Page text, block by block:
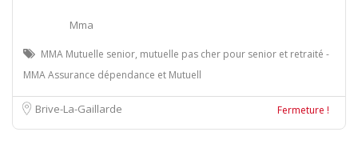
Mma
MMA Mutuelle senior, mutuelle pas cher pour senior et retraité -
MMA Assurance dépendance et Mutuell
Brive-La-Gaillarde Fermeture !